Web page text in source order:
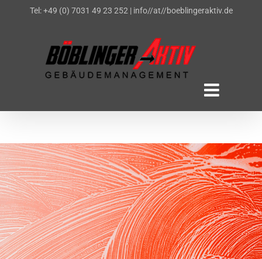
Tel: +49 (0) 7031 49 23 252| info//at//boeblingeraktiv.de